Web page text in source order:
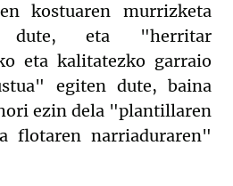
kostuaren murrizketa
dute, eta "herritar
eta kalitatezko garraio
egiten dute, baina
ezin dela "plantillaren
flotaren narriaduraren"